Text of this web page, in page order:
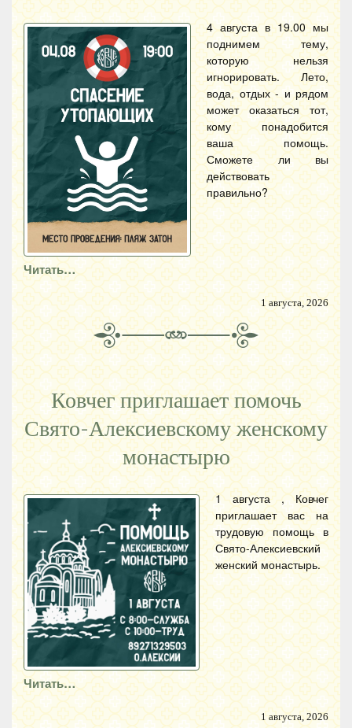
4 августа в 19.00 мы
поднимем тему,
которую нельзя
игнорировать. Лето,
вода, отдых - и рядом
может оказаться тот,
кому понадобится
ваша помощь.
Сможете ли вы
действовать
правильно?
Читать…
1 августа, 2026
Ковчег приглашает помочь
Свято-Алексиевскому женскому
монастырю
1 августа , Ковчег
приглашает вас на
трудовую помощь в
Свято-Алексиевский
женский монастырь.
Читать…
1 августа, 2026